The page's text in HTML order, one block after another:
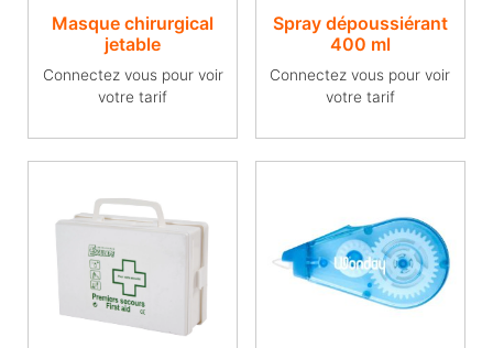
Masque chirurgical
jetable
Connectez vous pour voir
votre tarif
Spray dépoussiérant
400 ml
Connectez vous pour voir
votre tarif